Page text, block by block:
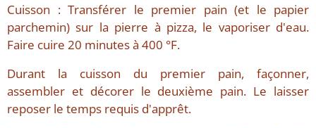
Cuisson : Transférer le premier pain (et le papier
parchemin) sur la pierre à pizza, le vaporiser d'eau.
Faire cuire 20 minutes à 400 °F.
Durant la cuisson du premier pain, façonner,
assembler et décorer le deuxième pain. Le laisser
reposer le temps requis d'apprêt.